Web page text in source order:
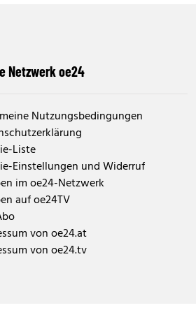
Netzwerk oe24
Nutzungsbedingungen
Liste
Einstellungen und Widerruf
im oe24-Netzwerk
auf oe24TV
von oe24.at
von oe24.tv